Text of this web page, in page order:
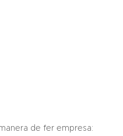
de fer empresa: